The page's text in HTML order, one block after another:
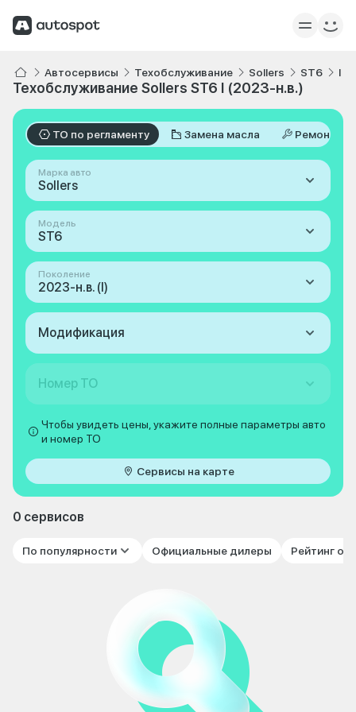
Автосервисы Техобслуживание Sollers ST6 I
Техобслуживание Sollers ST6 I (2023-н.в.)
ТО по регламенту Замена масла Ремонт
Марка авто
Sollers
Модель
ST6
Поколение
2023-н.в. (I)
Модификация
Номер ТО
Чтобы увидеть цены, укажите полные параметры авто
и номер ТО
Сервисы на карте
0 сервисов
По популярности Официальные дилеры Рейтинг